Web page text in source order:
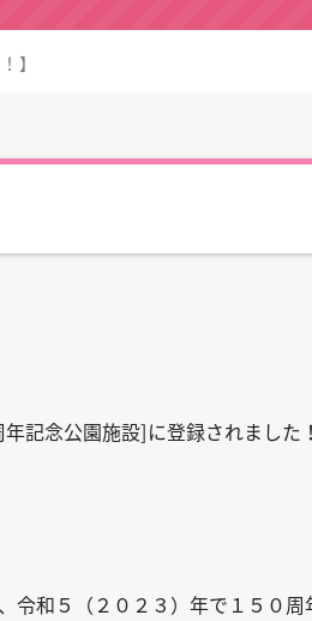
】
記念公園施設]に登録されました
令和５（２０２３）年で１５０周